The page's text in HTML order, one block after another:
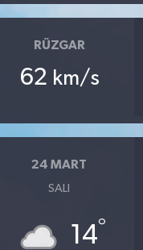
RÜZGAR
62 km/s
24 MART
SALI
14°